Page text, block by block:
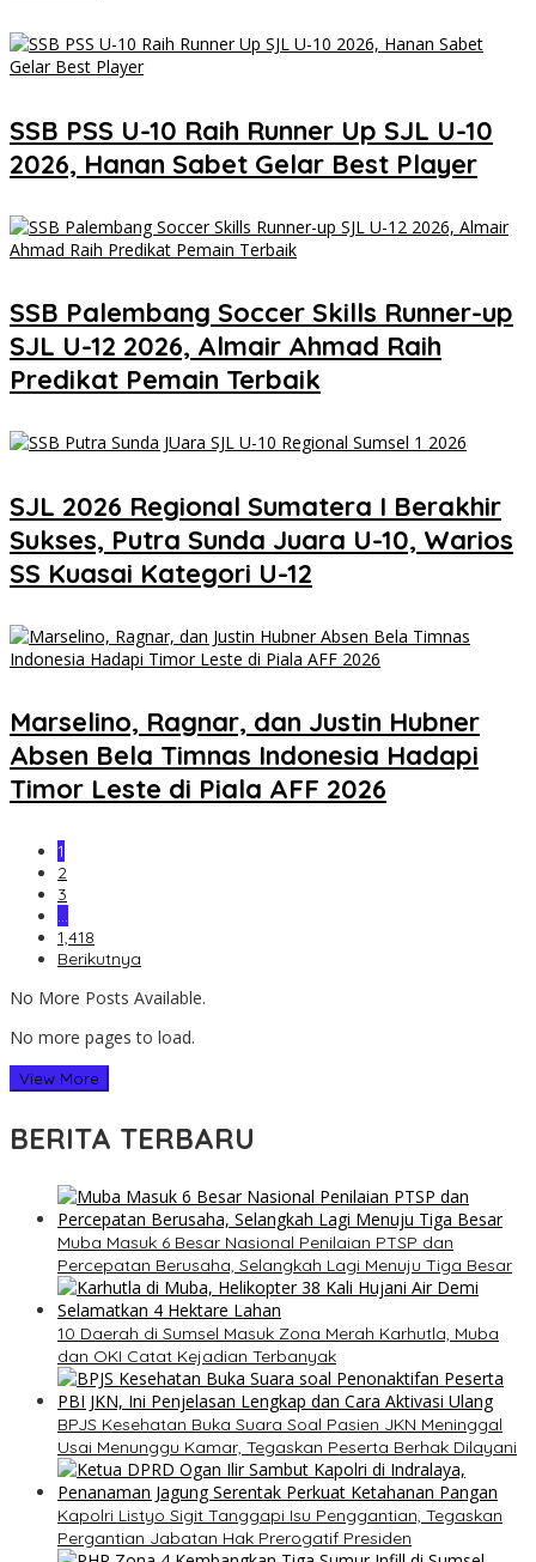
SSB PSS U-10 Raih Runner Up SJL U-10
2026, Hanan Sabet Gelar Best Player
SSB Palembang Soccer Skills Runner-up
SJL U-12 2026, Almair Ahmad Raih
Predikat Pemain Terbaik
SJL 2026 Regional Sumatera I Berakhir
Sukses, Putra Sunda Juara U-10, Warios
SS Kuasai Kategori U-12
Marselino, Ragnar, dan Justin Hubner
Absen Bela Timnas Indonesia Hadapi
Timor Leste di Piala AFF 2026
1
2
3
…
1,418
Berikutnya
No More Posts Available.
No more pages to load.
View More
BERITA TERBARU
Muba Masuk 6 Besar Nasional Penilaian PTSP dan
Percepatan Berusaha, Selangkah Lagi Menuju Tiga Besar
10 Daerah di Sumsel Masuk Zona Merah Karhutla, Muba
dan OKI Catat Kejadian Terbanyak
BPJS Kesehatan Buka Suara Soal Pasien JKN Meninggal
Usai Menunggu Kamar, Tegaskan Peserta Berhak Dilayani
Kapolri Listyo Sigit Tanggapi Isu Penggantian, Tegaskan
Pergantian Jabatan Hak Prerogatif Presiden